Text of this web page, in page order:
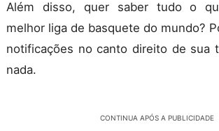
Além disso, quer saber tudo o
melhor liga de basquete do mundo?
notificações no canto direito de sua
nada.
CONTINUA APÓS A PUBLICIDADE